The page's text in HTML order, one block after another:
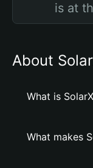
is at
About
What is
What makes